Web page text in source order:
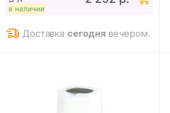
в наличии
Доставкасегодня вечером.